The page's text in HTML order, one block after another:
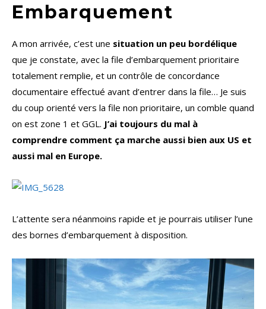
Embarquement
A mon arrivée, c’est une situation un peu bordélique
que je constate, avec la file d’embarquement prioritaire
totalement remplie, et un contrôle de concordance
documentaire effectué avant d’entrer dans la file… Je suis
du coup orienté vers la file non prioritaire, un comble quand
on est zone 1 et GGL. J’ai toujours du mal à
comprendre comment ça marche aussi bien aux US et
aussi mal en Europe.
L’attente sera néanmoins rapide et je pourrais utiliser l’une
des bornes d’embarquement à disposition.